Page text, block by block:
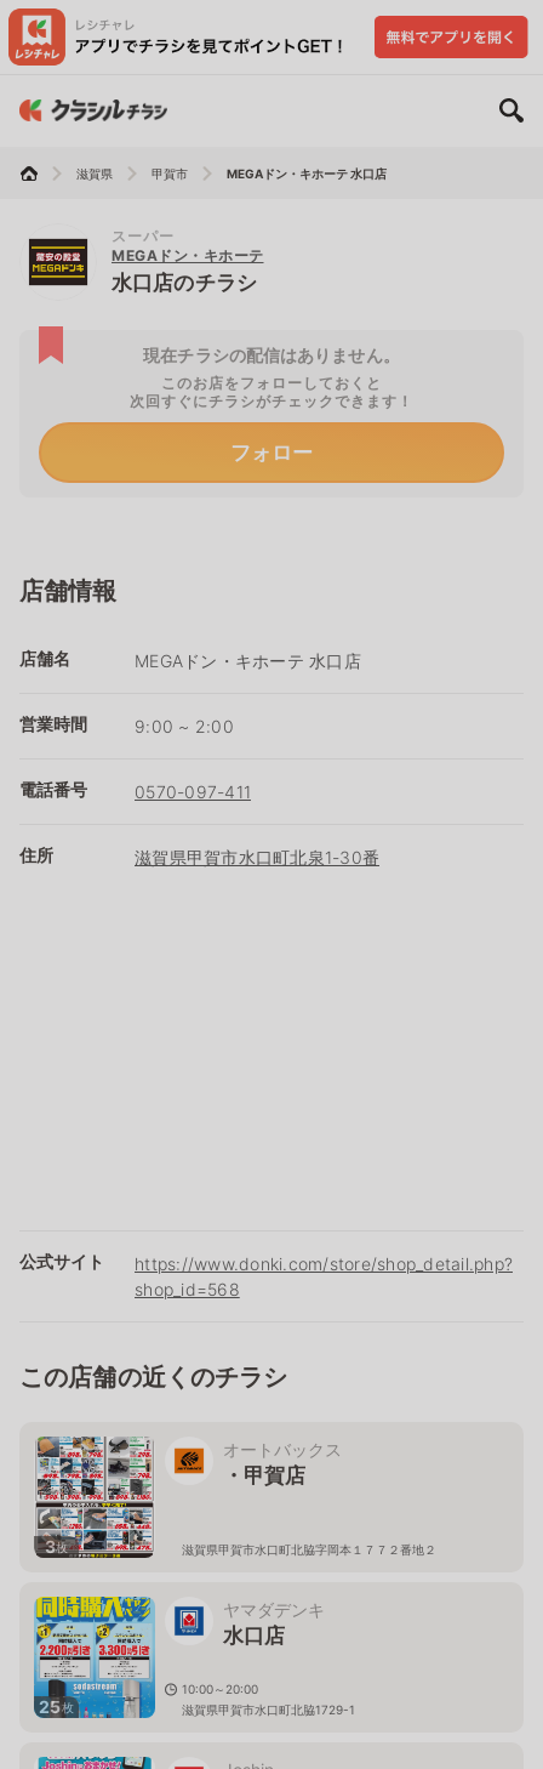
滋賀県 甲賀市 MEGAドン・キホーテ 水口店
スーパー
MEGAドン・キホーテ
水口店のチラシ
現在チラシの配信はありません。
このお店をフォローしておくと
次回すぐにチラシがチェックできます！
フォロー
店舗情報
店舗名 MEGAドン・キホーテ 水口店
営業時間 9:00 ~ 2:00
電話番号 0570-097-411
住所 滋賀県甲賀市水口町北泉1-30番
公式サイト
https://www.donki.com/store/shop_detail.php?
shop_id=568
この店舗の近くのチラシ
3枚
オートバックス
・甲賀店
滋賀県甲賀市水口町北脇字岡本１７７２番地２
25枚
ヤマダデンキ
水口店
10:00～20:00
滋賀県甲賀市水口町北脇1729-1